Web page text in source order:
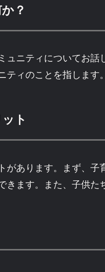
？
ュニティについてお
ティのことを指しま
ト
があります。まず、
きます。また、子供